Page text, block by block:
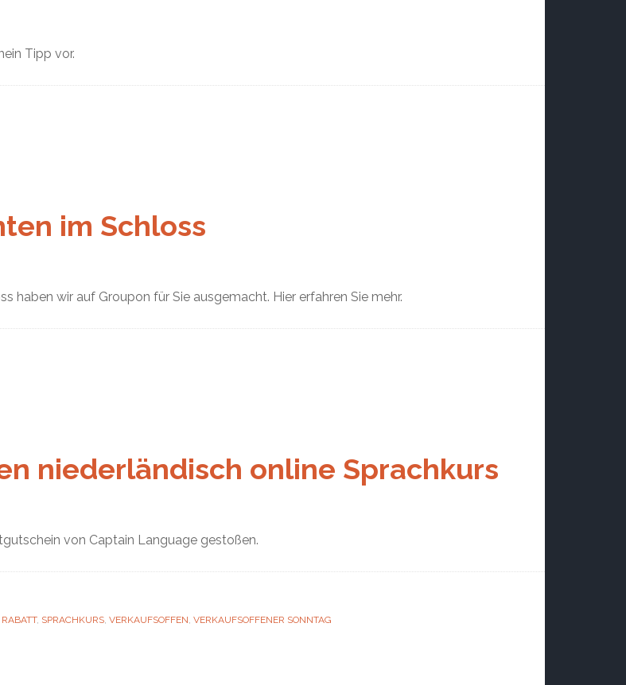
Tipp vor.
im Schloss
haben wir auf Groupon für Sie ausgemacht. Hier erfahren Sie mehr.
niederländisch online Sprachkurs
von Captain Language gestoßen.
RABATT, SPRACHKURS, VERKAUFSOFFEN, VERKAUFSOFFENER SONNTAG